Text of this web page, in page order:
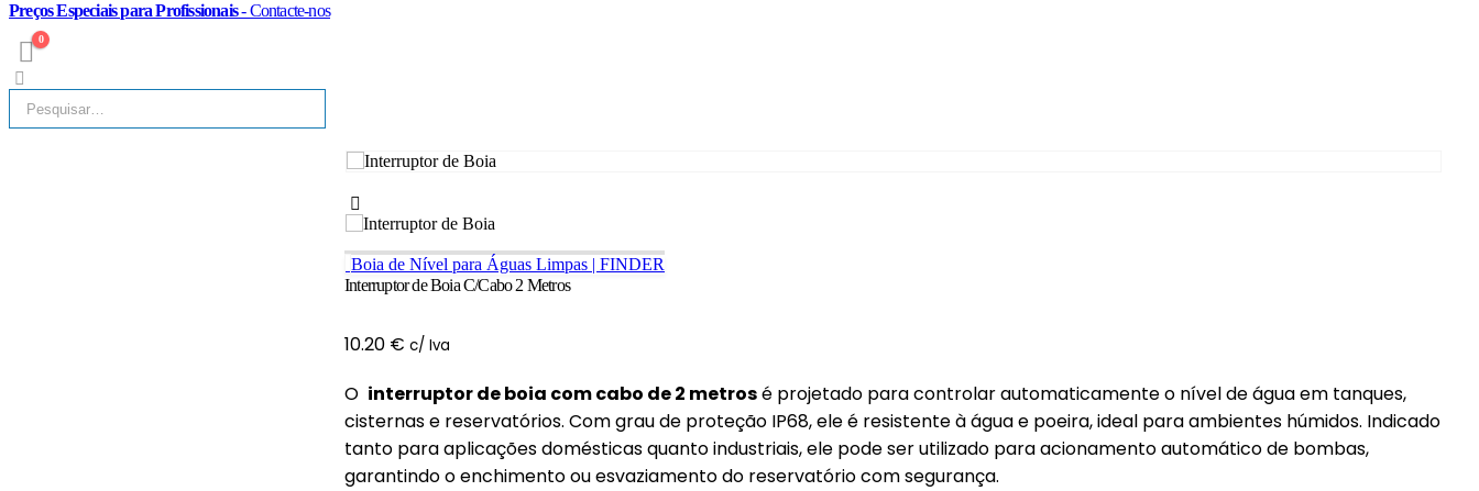
Preços Especiais para Profissionais- Contacte-nos
0
Boia de Nível para Águas Limpas | FINDER
Interruptor de Boia C/Cabo 2 Metros
10.20 € c/ Iva
O interruptor de boia com cabo de 2 metrosé projetado para controlar automaticamente o nível de água em tanques,
cisternas e reservatórios. Com grau de proteção IP68, ele é resistente à água e poeira, ideal para ambientes húmidos. Indicado
tanto para aplicações domésticas quanto industriais, ele pode ser utilizado para acionamento automático de bombas,
garantindo o enchimento ou esvaziamento do reservatório com segurança.